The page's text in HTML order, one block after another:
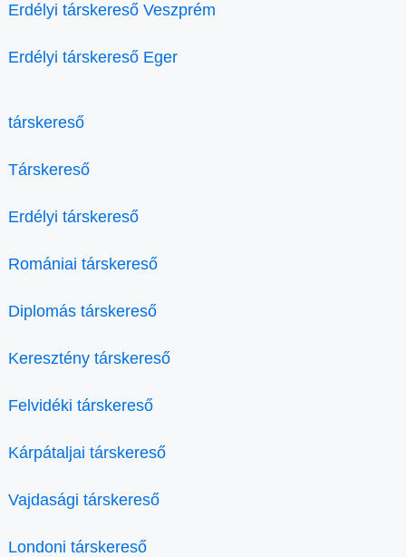
Erdélyi társkereső Veszprém
Erdélyi társkereső Eger
társkereső
Társkereső
Erdélyi társkereső
Romániai társkereső
Diplomás társkereső
Keresztény társkereső
Felvidéki társkereső
Kárpátaljai társkereső
Vajdasági társkereső
Londoni társkereső